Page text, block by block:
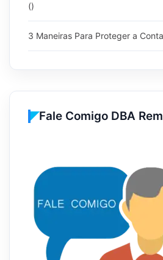
()
3 Maneiras Para Proteger a
Fale Comigo DBA